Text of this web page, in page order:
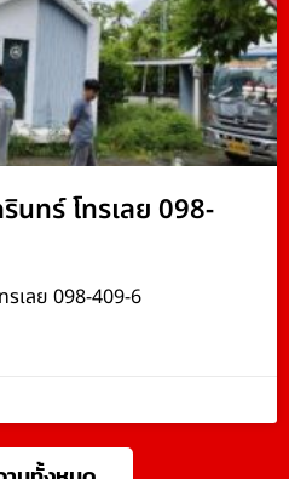
นทร์ โทรเลย 098-
รเลย 098-409-6